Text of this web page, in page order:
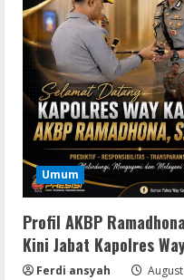
Umum
Profil AKBP
Kini Jabat Kapolres
Ferdi ansyah
Remux
Coyote
2160𝚙
Bypass